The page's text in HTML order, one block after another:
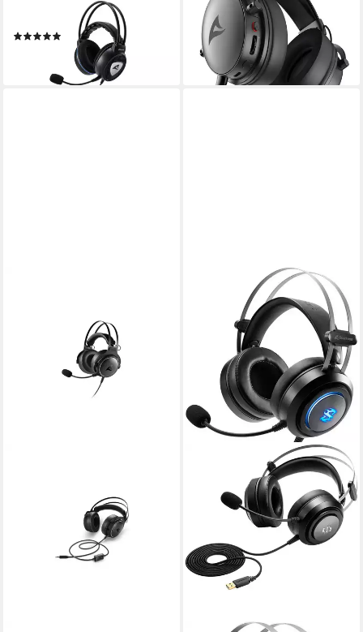
kabelgebunden Verbindung
lieferbar - in 2-3 Werktagen bei dir
Gaming-Headset, Headset
77,89 €
lieferbar - in 2-3 Werktagen bei dir